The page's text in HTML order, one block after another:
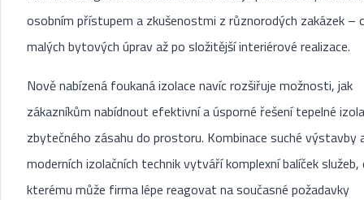
osobním přístupem a zkušenostmi z různorodých zakázek –
malých bytových úprav až po složitější interiérové realizace.
Nově nabízená foukaná izolace navíc rozšiřuje možnosti, jak
zákazníkům nabídnout efektivní a úsporné řešení tepelné
zbytečného zásahu do prostoru. Kombinace suché výstavby
moderních izolačních technik vytváří komplexní balíček služeb,
kterému může firma lépe reagovat na současné požadavky